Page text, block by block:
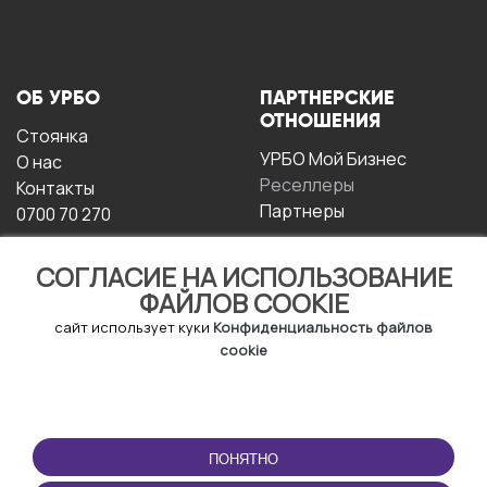
СОГЛАСИЕ НА ИСПОЛЬЗОВАНИЕ
ФАЙЛОВ COOKIE
сайт использует куки Конфиденциальность файлов
cookie
ПОНЯТНО
ОБ УРБО
Стоянка
О нас
Контакты
0700 70 270
ПАРТНЕРСКИЕ
ОТНОШЕНИЯ
УРБО Мой Бизнес
Реселлеры
Партнеры
ЭКСПЛУАТАЦИИ
Условия и положения
ПРИЛОЖЕНИЕ